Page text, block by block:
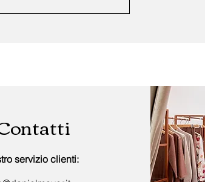
servizio clienti: